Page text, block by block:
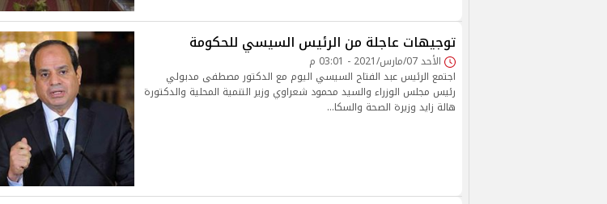
توجيهات عاجلة من الرئيس السيسي للحكومة
الأحد 07/مارس/2021 - 03:01 م
اجتمع الرئيس عبد الفتاح السيسي اليوم مع الدكتور مصطفى مدبولي
رئيس مجلس الوزراء والسيد محمود شعراوي وزير التنمية المحلية والدكتورة
هالة زايد وزيرة الصحة والسكا…